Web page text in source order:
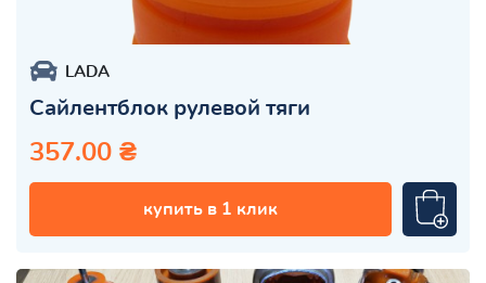
LADA
Сайлентблок рулевой тяги
357.00 ₴
купить в 1 клик